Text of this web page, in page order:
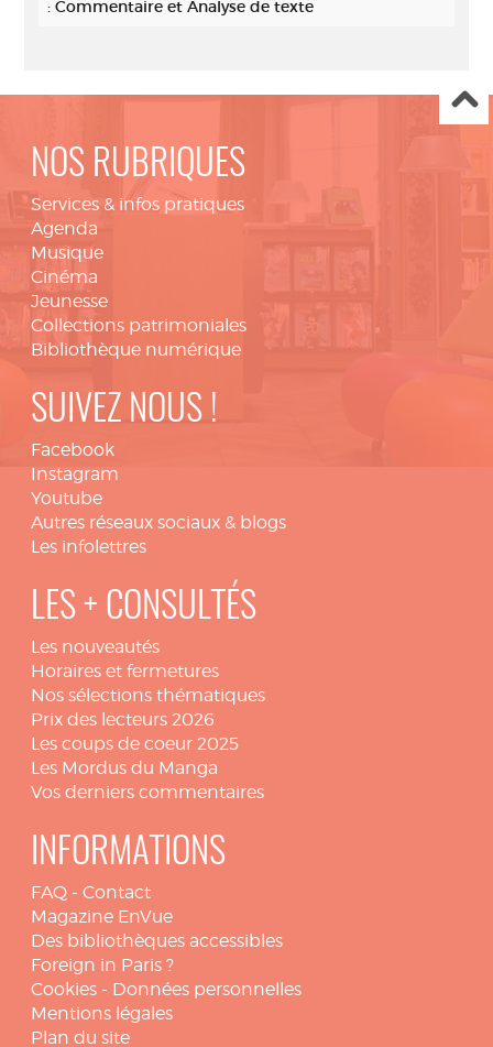
: Commentaire et Analyse de texte
NOS RUBRIQUES
Services & infos pratiques
Agenda
Musique
Cinéma
Jeunesse
Collections patrimoniales
Bibliothèque numérique
SUIVEZ NOUS !
Facebook
Instagram
Youtube
Autres réseaux sociaux & blogs
Les infolettres
LES + CONSULTÉS
Les nouveautés
Horaires et fermetures
Nos sélections thématiques
Prix des lecteurs 2026
Les coups de coeur 2025
Les Mordus du Manga
Vos derniers commentaires
INFORMATIONS
FAQ - Contact
Magazine EnVue
Des bibliothèques accessibles
Foreign in Paris ?
Cookies - Données personnelles
Mentions légales
Plan du site